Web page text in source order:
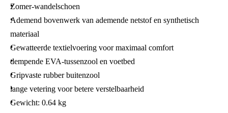
Zomer-wandelschoen
Ademend bovenwerk van ademende netstof en synthetisch
materiaal
Gewatteerde textielvoering voor maximaal comfort
dempende EVA-tussenzool en voetbed
Gripvaste rubber buitenzool
lange vetering voor betere verstelbaarheid
Gewicht: 0.64 kg